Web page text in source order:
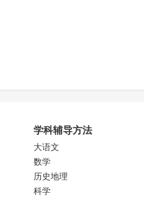
学科辅导方法
大语文
数学
历史地理
科学